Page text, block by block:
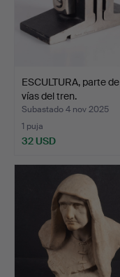
ESCULTURA, parte
vías del tren.
Subastado 4 nov 2025
1 puja
32 USD